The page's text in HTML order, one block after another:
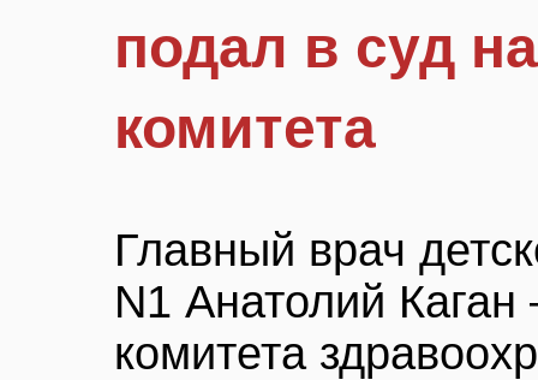
подал в суд
комитета
Главный врач
N1 Анатолий
комитета